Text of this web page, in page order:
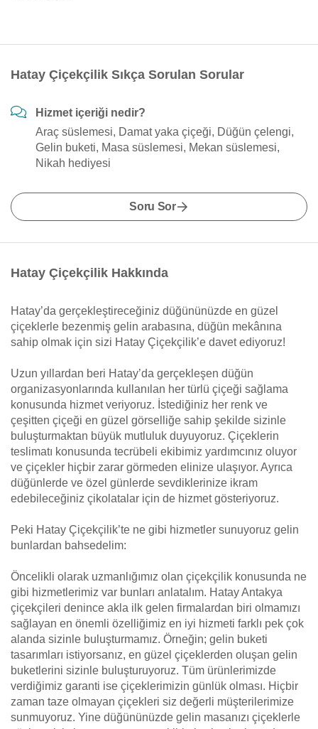
Hatay Çiçekçilik Sıkça Sorulan Sorular
Hizmet içeriği nedir?
Araç süslemesi, Damat yaka çiçeği, Düğün çelengi,
Gelin buketi, Masa süslemesi, Mekan süslemesi,
Nikah hediyesi
Soru Sor
Hatay Çiçekçilik Hakkında
Hatay’da gerçekleştireceğiniz düğününüzde en güzel
çiçeklerle bezenmiş gelin arabasına, düğün mekânına
sahip olmak için sizi Hatay Çiçekçilik’e davet ediyoruz!
Uzun yıllardan beri Hatay’da gerçekleşen düğün
organizasyonlarında kullanılan her türlü çiçeği sağlama
konusunda hizmet veriyoruz. İstediğiniz her renk ve
çeşitten çiçeği en güzel görselliğe sahip şekilde sizinle
buluşturmaktan büyük mutluluk duyuyoruz. Çiçeklerin
teslimatı konusunda tecrübeli ekibimiz yardımcınız oluyor
ve çiçekler hiçbir zarar görmeden elinize ulaşıyor. Ayrıca
düğünlerde ve özel günlerde sevdiklerinize ikram
edebileceğiniz çikolatalar için de hizmet gösteriyoruz.
Peki Hatay Çiçekçilik’te ne gibi hizmetler sunuyoruz gelin
bunlardan bahsedelim:
Öncelikli olarak uzmanlığımız olan çiçekçilik konusunda ne
gibi hizmetlerimiz var bunları anlatalım. Hatay Antakya
çiçekçileri denince akla ilk gelen firmalardan biri olmamızı
sağlayan en önemli özelliğimiz en iyi hizmeti farklı pek çok
alanda sizinle buluşturmamız. Örneğin; gelin buketi
tasarımları istiyorsanız, en güzel çiçeklerden oluşan gelin
buketlerini sizinle buluşturuyoruz. Tüm ürünlerimizde
verdiğimiz garanti ise çiçeklerimizin günlük olması. Hiçbir
zaman taze olmayan çiçekleri siz değerli müşterilerimize
sunmuyoruz. Yine düğününüzde gelin masanızı çiçeklerle